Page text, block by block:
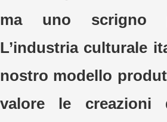
ma uno scrigno
L’industria culturale
nostro modello
valore le creazioni